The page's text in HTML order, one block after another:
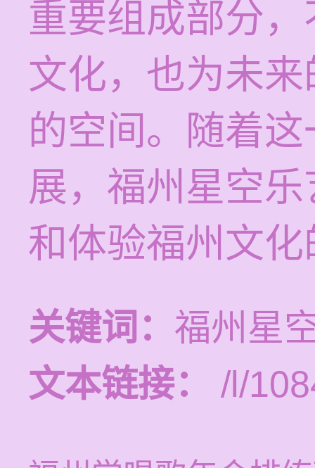
重要组成部分
文化，也为未
的空间。随着
展，福州星空
和体验福州文
关键词： 福州星
文本链接：
/l/